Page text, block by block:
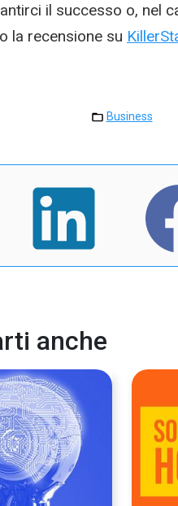
il successo o, nel
la recensione su
Business
anche